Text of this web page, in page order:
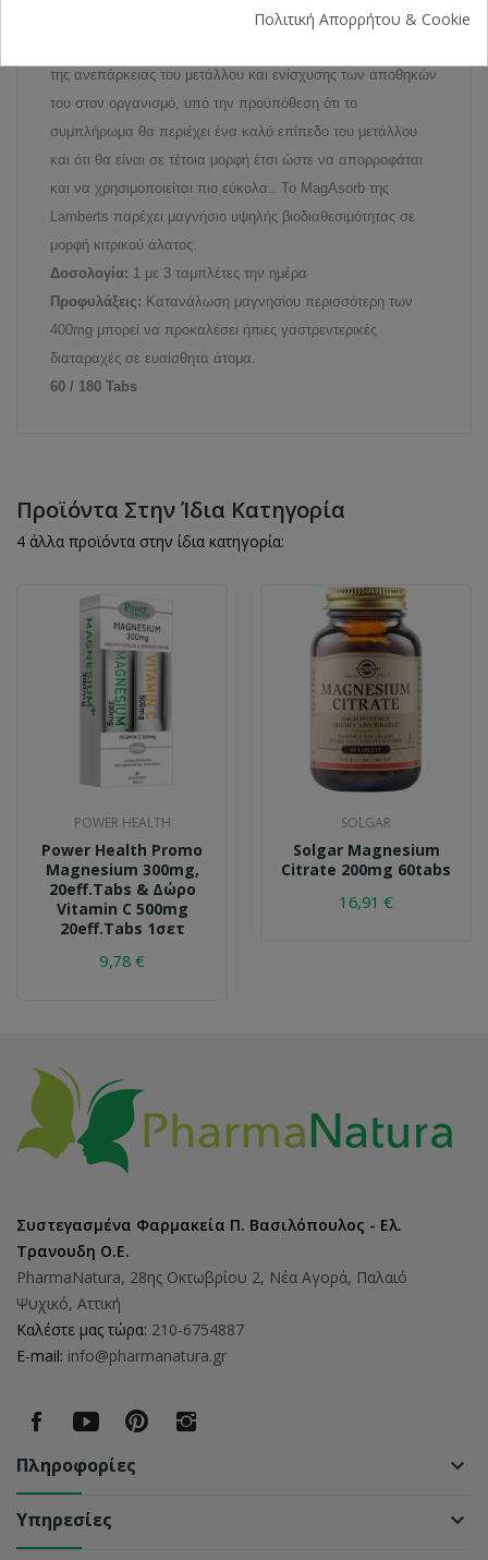
αυτών της καρδιάς και των πνευμόνων. Το συμπλήρωμα
της ανεπάρκειας του μετάλλου και ενίσχυσης των αποθηκών
του στον οργανισμό, υπό την προϋπόθεση ότι το
συμπλήρωμα θα περιέχει ένα καλό επίπεδο του μετάλλου
και ότι θα είναι σε τέτοια μορφή έτσι ώστε να απορροφάται
και να χρησιμοποιείται πιο εύκολα.. Το MagAsorb της
Lamberts παρέχει μαγνήσιο υψηλής βιοδιαθεσιμότητας σε
μορφή κιτρικού άλατος.
Δοσολογία: 1 με 3 ταμπλέτες την ημέρα
Προφυλάξεις: Κατανάλωση μαγνησίου περισσότερη των
400mg μπορεί να προκαλέσει ήπιες γαστρεντερικές
διαταραχές σε ευαίσθητα άτομα.
60 / 180 Tabs
Προϊόντα Στην Ίδια Κατηγορία
4 άλλα προϊόντα στην ίδια κατηγορία:
POWER HEALTH
Power Health Promo
Magnesium 300mg,
20eff.tabs & Δώρο
Vitamin C 500mg
20eff.tabs 1σετ
9,78 €
SOLGAR
Solgar Magnesium
Citrate 200mg 60tabs
16,91 €
Συστεγασμένα Φαρμακεία Π. Βασιλόπουλος - Ελ.
Τρανουδη Ο.Ε.
PharmaNatura, 28ης Οκτωβρίου 2, Νέα Αγορά, Παλαιό
Ψυχικό, Αττική
Καλέστε μας τώρα: 210-6754887
E-mail: info@pharmanatura.gr
Πληροφορίες keyboard_arrow_down
Υπηρεσίες keyboard_arrow_down
Πολιτική Απορρήτου & Cookie